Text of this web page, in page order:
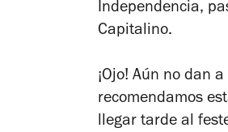
Independencia,
Capitalino.
¡Ojo! Aún no dan
recomendamos
llegar tarde al